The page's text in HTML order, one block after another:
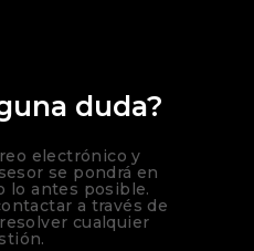
duda?
electrónico y
se pondrá en
lo antes posible.
a través de
cualquier